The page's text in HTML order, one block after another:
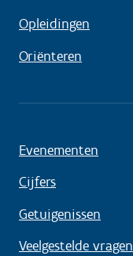
Opleidingen
Oriënteren
Evenementen
Cijfers
Getuigenissen
Veelgestelde vragen